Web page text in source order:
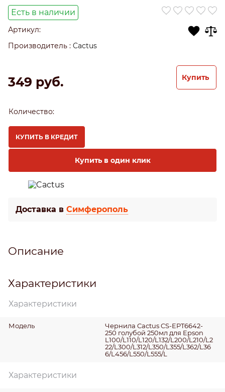
Есть в наличии
Артикул:
Производитель : Cactus
349 руб. Купить
Количество:
КУПИТЬ В КРЕДИТ
Купить в один клик
Доставка в Симферополь
Описание
Характеристики
Характеристики
Модель
Чернила Cactus CS-EPT6642-
250 голубой 250мл для Epson
L100/L110/L120/L132/L200/L210/L2
22/L300/L312/L350/L355/L362/L36
6/L456/L550/L555/L
Характеристики